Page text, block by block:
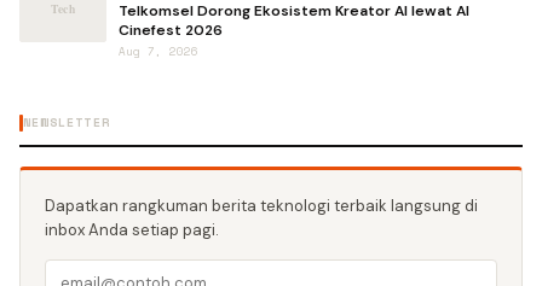
Telkomsel Dorong Ekosistem Kreator AI lewat AI
Cinefest 2026
Aug 7, 2026
NEWSLETTER
Dapatkan rangkuman berita teknologi terbaik langsung di
inbox Anda setiap pagi.